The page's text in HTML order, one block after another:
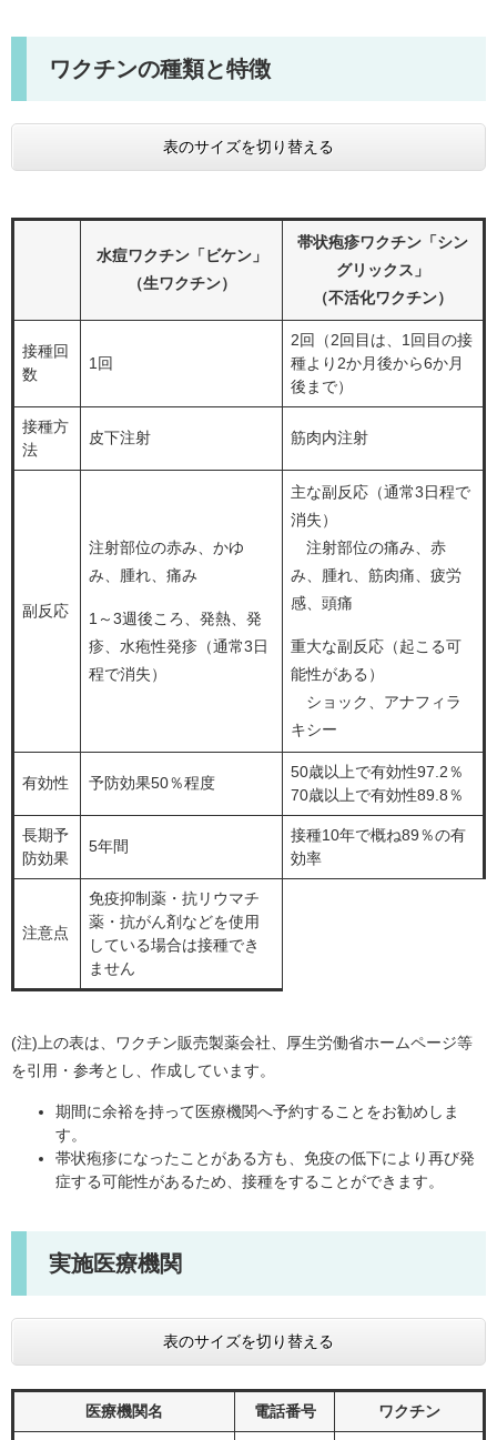
ワクチンの種類と特徴
表のサイズを切り替える
水痘ワクチン「ビケン」
（生ワクチン）
帯状疱疹ワクチン「シン
グリックス」
（不活化ワクチン）
接種回
数
1回
2回（2回目は、1回目の接
種より2か月後から6か月
後まで）
接種方
法
皮下注射 筋肉内注射
副反応
注射部位の赤み、かゆ
み、腫れ、痛み
1～3週後ころ、発熱、発
疹、水疱性発疹（通常3日
程で消失）
主な副反応（通常3日程で
消失）
注射部位の痛み、赤
み、腫れ、筋肉痛、疲労
感、頭痛
重大な副反応（起こる可
能性がある）
ショック、アナフィラ
キシー
有効性 予防効果50％程度
50歳以上で有効性97.2％
70歳以上で有効性89.8％
長期予
防効果
5年間
接種10年で概ね89％の有
効率
注意点
免疫抑制薬・抗リウマチ
薬・抗がん剤などを使用
している場合は接種でき
ません
(注)上の表は、ワクチン販売製薬会社、厚生労働省ホームページ等
を引用・参考とし、作成しています。
期間に余裕を持って医療機関へ予約することをお勧めしま
す。
帯状疱疹になったことがある方も、免疫の低下により再び発
症する可能性があるため、接種をすることができます。
実施医療機関
表のサイズを切り替える
医療機関名 電話番号 ワクチン